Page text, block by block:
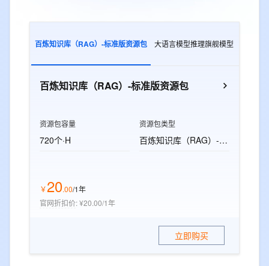
百炼知识库（RAG）-标准版资源包 大语言模型推理旗舰模型
百炼知识库（RAG）-标准版资源包
资源包容量
720个·H
资源包类型
百炼知识库（RAG）-标准版资源包
￥20.00/1年
官网折扣价:¥20.00/1年
立即购买